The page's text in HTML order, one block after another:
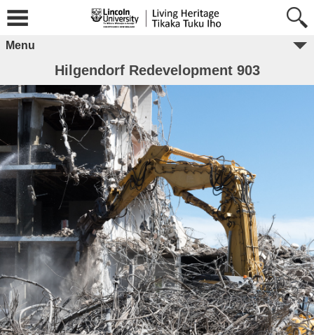
Menu
Hilgendorf Redevelopment 903